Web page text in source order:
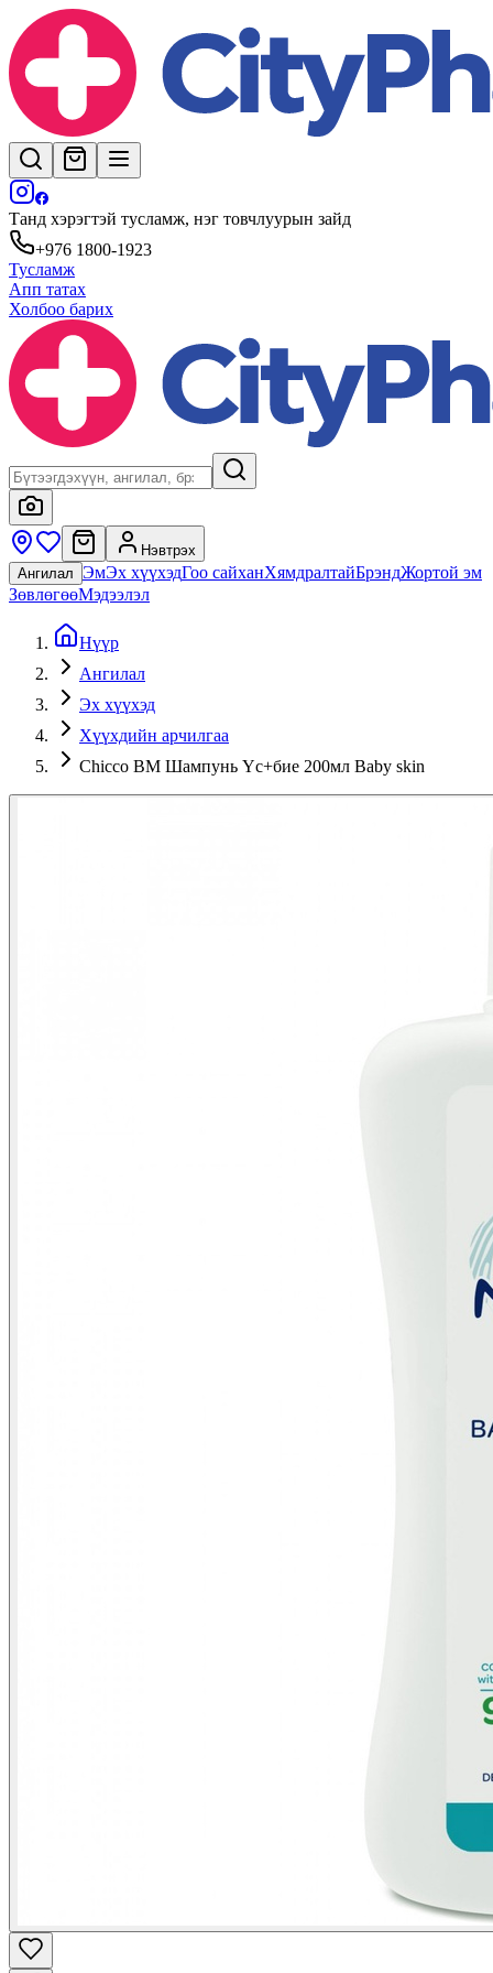
Танд хэрэгтэй тусламж, нэг товчлуурын зайд
+976 1800-1923
Тусламж
Апп татах
Холбоо барих
Нэвтрэх
Ангилал ЭмЭх хүүхэдГоо сайханХямдралтайБрэндЖортой эм
ЗөвлөгөөМэдээлэл
Нүүр
Ангилал
Эх хүүхэд
Хүүхдийн арчилгаа
Chicco BM Шампунь Үс+бие 200мл Baby skin